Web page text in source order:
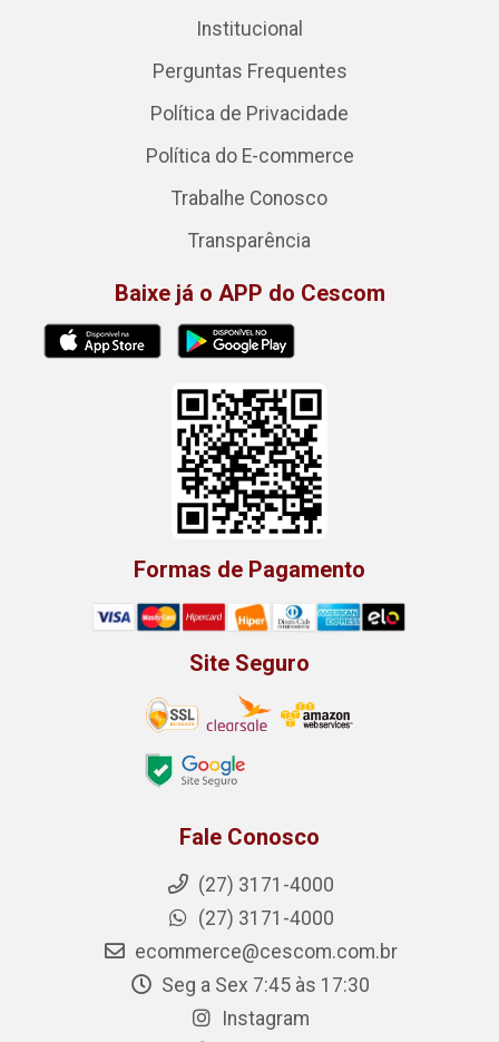
Institucional
Perguntas Frequentes
Política de Privacidade
Política do E-commerce
Trabalhe Conosco
Transparência
Baixe já o APP do Cescom
Formas de Pagamento
Site Seguro
Fale Conosco
(27) 3171-4000
(27) 3171-4000
ecommerce@cescom.com.br
Seg a Sex 7:45 às 17:30
Instagram